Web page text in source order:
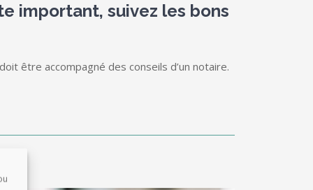
important, suivez les bons
être accompagné des conseils d’un notaire.